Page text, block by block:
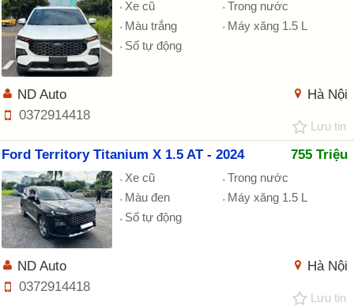
Xe cũ
Trong nước
Màu trắng
Máy xăng 1.5 L
Số tự động
Hà Nội
ND Auto
0372914418
Lưu tin
Ford Territory Titanium X 1.5 AT - 2024 755 Triệu
Xe cũ
Trong nước
Màu đen
Máy xăng 1.5 L
Số tự động
Hà Nội
ND Auto
0372914418
Lưu tin